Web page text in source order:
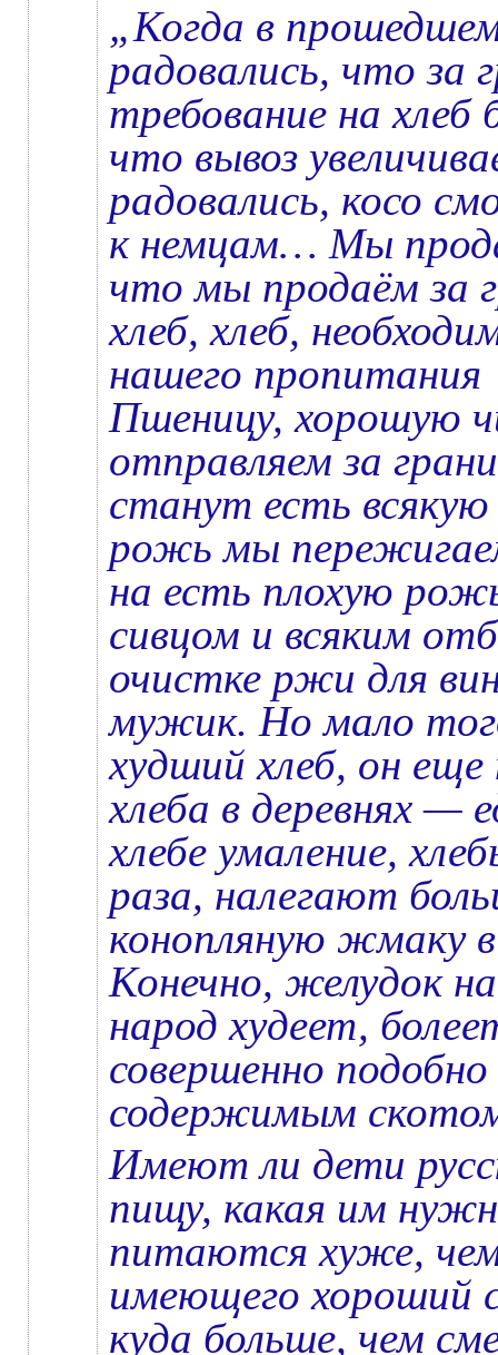
„Когда в прошедшем
радовались, что за
требование на
что вывоз
радовались, косо
к немцам… Мы
что мы продаём за
хлеб, хлеб,
нашего пропитания
Пшеницу, хорошую
отправляем за
станут есть
рожь мы
на есть плохую
сивцом и всяким
очистке ржи для
мужик. Но мало
худший хлеб, он еще
хлеба в деревнях —
хлебе умаление,
раза, налегают
конопляную жмаку
Конечно, желудок
народ худеет,
совершенно
содержимым
Имеют ли дети
пищу, какая им
питаются хуже,
имеющего хороший
куда больше, чем